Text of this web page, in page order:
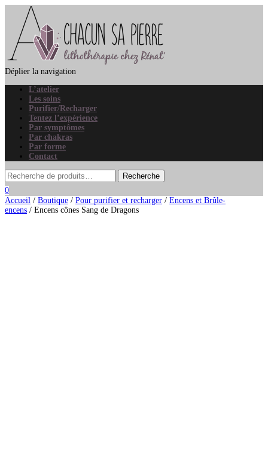
Déplier la navigation
L’atelier
Les soins
Purifier/Recharger
Tentez l’expérience
Par symptômes
Par chakras
Par forme
Contact
0
Accueil / Boutique / Pour purifier et recharger / Encens et Brûle-
encens / Encens cônes Sang de Dragons